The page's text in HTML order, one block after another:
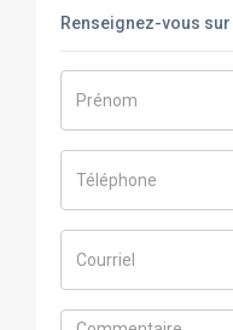
Renseignez-vous